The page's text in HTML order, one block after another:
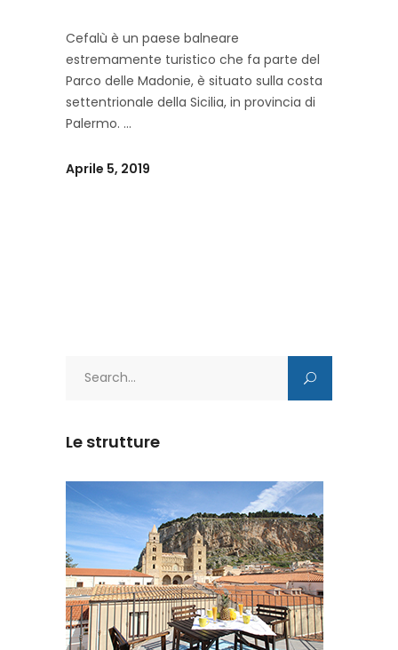
Cefalù è un paese balneare
estremamente turistico che fa parte del
Parco delle Madonie, è situato sulla costa
settentrionale della Sicilia, in provincia di
Palermo.
Aprile 5, 2019
Le strutture